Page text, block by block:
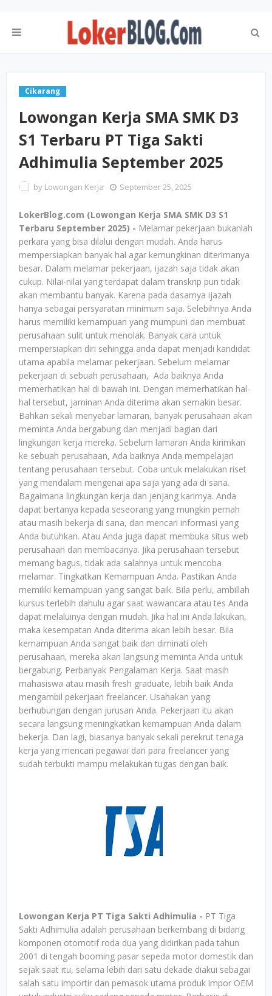
Cikarang
Lowongan Kerja SMA SMK D3
S1 Terbaru PT Tiga Sakti
Adhimulia September 2025
by Lowongan Kerja September 25, 2025
LokerBlog.com (Lowongan Kerja SMA SMK D3 S1
Terbaru September 2025) - Melamar pekerjaan bukanlah
perkara yang bisa dilalui dengan mudah. Anda harus
mempersiapkan banyak hal agar kemungkinan diterimanya
besar. Dalam melamar pekerjaan, ijazah saja tidak akan
cukup. Nilai-nilai yang terdapat dalam transkrip pun tidak
akan membantu banyak. Karena pada dasarnya ijazah
hanya sebagai persyaratan minimum saja. Selebihnya Anda
harus memiliki kemampuan yang mumpuni dan membuat
perusahaan sulit untuk menolak. Banyak cara untuk
mempersiapkan diri sehingga anda dapat menjadi kandidat
utama apabila melamar pekerjaan. Sebelum melamar
pekerjaan di sebuah perusahaan, Ada baiknya Anda
memerhatikan hal di bawah ini. Dengan memerhatikan hal-
hal tersebut, jaminan Anda diterima akan semakin besar.
Bahkan sekali menyebar lamaran, banyak perusahaan akan
meminta Anda bergabung dan menjadi bagian dari
lingkungan kerja mereka. Sebelum lamaran Anda kirimkan
ke sebuah perusahaan, Ada baiknya Anda mempelajari
tentang perusahaan tersebut. Coba untuk melakukan riset
yang mendalam mengenai apa saja yang ada di sana.
Bagaimana lingkungan kerja dan jenjang karirnya. Anda
dapat bertanya kepada seseorang yang mungkin pernah
atau masih bekerja di sana, dan mencari informasi yang
Anda butuhkan. Atau Anda juga dapat membuka situs web
perusahaan dan membacanya. Jika perusahaan tersebut
memang bagus, tidak ada salahnya untuk mencoba
melamar. Tingkatkan Kemampuan Anda. Pastikan Anda
memiliki kemampuan yang sangat baik. Bila perlu, ambillah
kursus terlebih dahulu agar saat wawancara atau tes Anda
dapat melaluinya dengan mudah. Jika hal ini Anda lakukan,
maka kesempatan Anda diterima akan lebih besar. Bila
kemampuan Anda sangat baik dan diminati oleh
perusahaan, mereka akan langsung meminta Anda untuk
bergabung. Perbanyak Pengalaman Kerja. Saat masih
mahasiswa atau masih fresh graduate, lebih baik Anda
mengambil pekerjaan freelancer. Usahakan yang
berhubungan dengan jurusan Anda. Pekerjaan itu akan
secara langsung meningkatkan kemampuan Anda dalam
bekerja. Dan lagi, biasanya banyak sekali perekrut tenaga
kerja yang mencari pegawai dari para freelancer yang
sudah terbukti mampu melakukan tugas dengan baik.
Lowongan Kerja PT Tiga Sakti Adhimulia - PT Tiga
Sakti Adhimulia adalah perusahaan berkembang di bidang
komponen otomotif roda dua yang didirikan pada tahun
2001 di tengah booming pasar sepeda motor domestik dan
sejak saat itu, selama lebih dari satu dekade diakui sebagai
salah satu importir dan pemasok utama produk impor OEM